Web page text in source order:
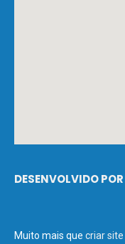
DESENVOLVIDO
Muito mais que criar site